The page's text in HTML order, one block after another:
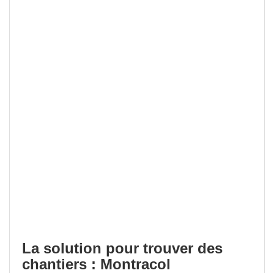
La solution pour trouver des
chantiers : Montracol